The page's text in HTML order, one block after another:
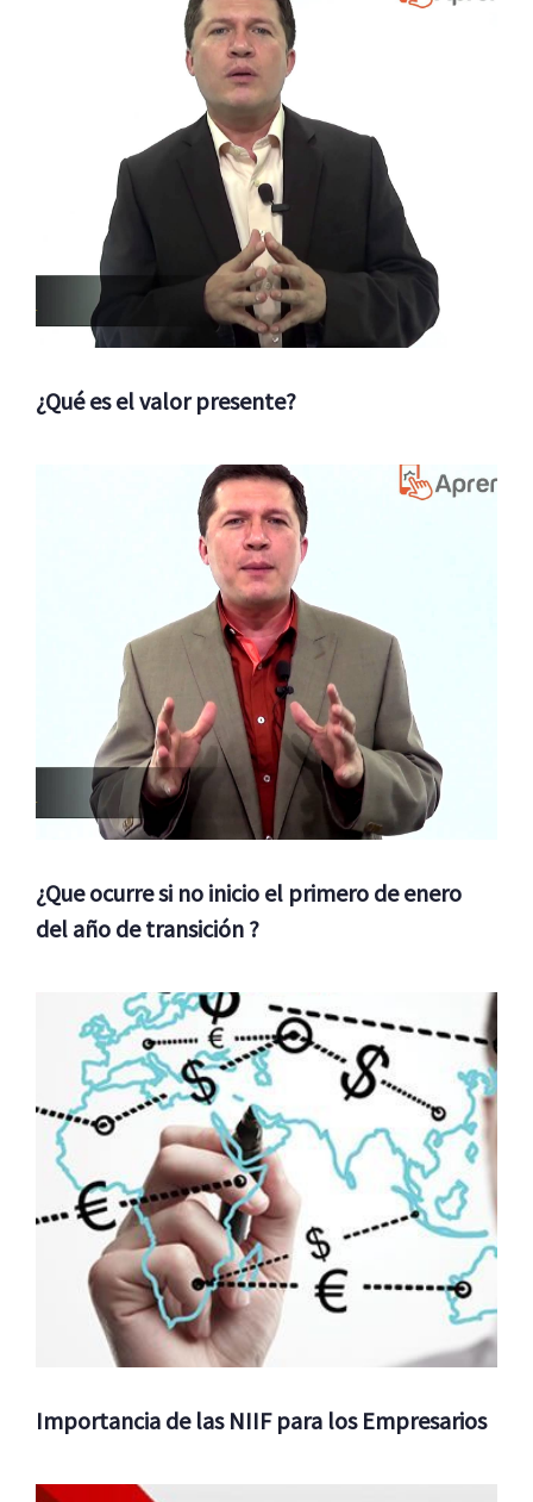
¿Qué es el valor presente?
¿Que ocurre si no inicio el primero de enero
del año de transición ?
Importancia de las NIIF para los Empresarios